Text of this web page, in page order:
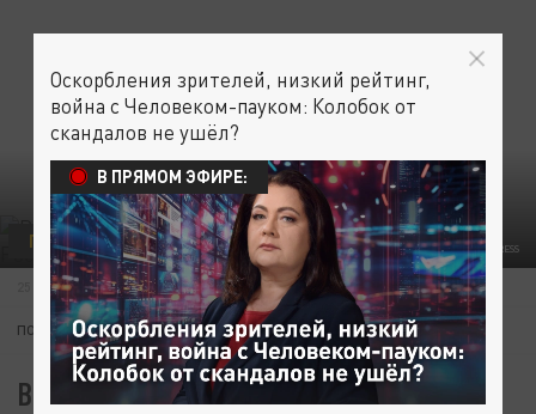
ФОТО: PHILIPP VON DITFURTH/DPA/GLOBALLOOKPRESS
ПОЛИТИКА ЭКОНОМИКА
25 АПРЕЛЯ 10:03
ПОДПИШИТЕСЬ:
В ЕС по-хитрому поступили с санкциями
Оскорбления зрителей, низкий рейтинг,
война с Человеком-пауком: Колобок от
скандалов не ушёл?
В ПРЯМОМ ЭФИРЕ: